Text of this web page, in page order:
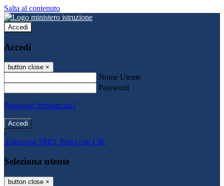
Salta al contenuto
Accedi
Accedi
button close ×
Nome Utente
Password
Password dimenticata?
-
Entra con SPID Entra con CIE
Seleziona utente
button close ×